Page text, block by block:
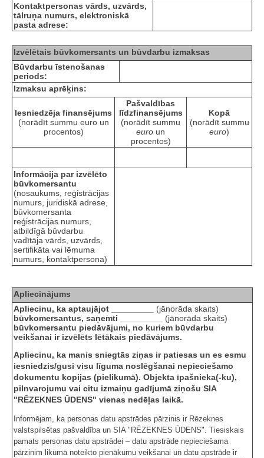
Kontaktpersonas vārds, uzvārds,
tālruņa numurs, elektroniskā
pasta adrese:
Izvēlētais būvkomersants un būvdarbu izmaksas
Būvdarbu īstenošanas
periods:
Izmaksu aprēķins:
Iesniedzēja finansējums
(norādīt summu euro un
procentos)
Pašvaldības
līdzfinansējums
(norādīt summu
euro un
procentos)
Kopā
(norādīt summu
euro)
Informācija par izvēlēto
būvkomersantu
(nosaukums, reģistrācijas
numurs, juridiskā adrese,
būvkomersanta
reģistrācijas numurs,
atbildīgā būvdarbu
vadītāja vārds, uzvārds,
sertifikāta vai lēmuma
numurs, kontaktpersona)
Apliecinājums
Apliecinu, ka aptaujājot _________
(jānorāda skaits)
būvkomersantus, saņemti _________
(jānorāda skaits)
būvkomersantu piedāvājumi, no kuriem būvdarbu
veikšanai ir izvēlēts lētākais piedāvājums.
Apliecinu, ka manis sniegtās ziņas ir patiesas un es esmu
iesniedzis/gusi visu līguma noslēgšanai nepieciešamo
dokumentu kopijas (pielikumā). Objekta īpašnieka(-ku),
pilnvarojumu vai citu izmaiņu gadījumā ziņošu SIA
"RĒZEKNES ŪDENS" vienas nedēļas laikā.
Informējam, ka personas datu apstrādes pārzinis ir Rēzeknes
valstspilsētas pašvaldība un SIA "RĒZEKNES ŪDENS". Tiesiskais
pamats personas datu apstrādei – datu apstrāde nepieciešama
pārzinim likumā noteikto pienākumu veikšanai un datu apstrāde ir